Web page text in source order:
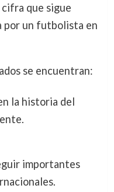
que sigue
por un futbolista en
se encuentran:
la historia del
importantes